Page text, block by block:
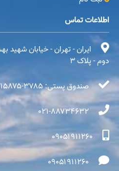
اطلاعات تماس
ایران - تهران - خیابان شهید
دوم - پلاک ۳
صندوق پستی: ۳۷۸۵-۱۵۸۷۵
۰۲۱-۸۸۷۳۴۶۳۲
۰۹۰۵۱۹۱۱۲۶۰
۰۹۰۵۱۹۱۱۲۶۰